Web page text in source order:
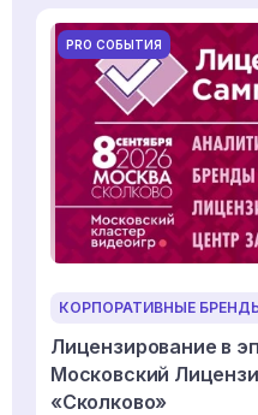
PRO СОБЫТИЯ
КОРПОРАТИВНЫЕ
Лицензирование в
Московский
«Сколково»